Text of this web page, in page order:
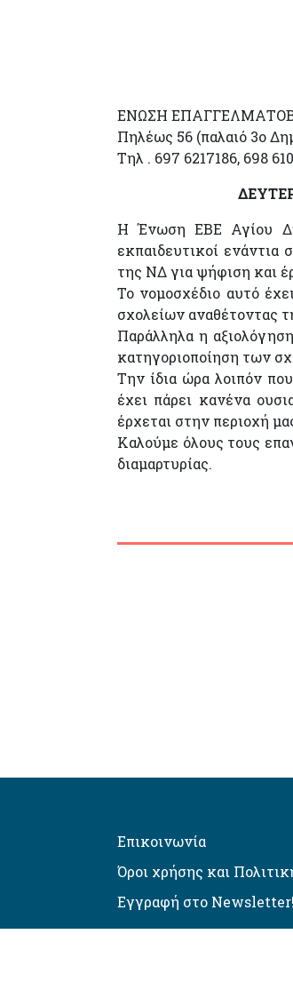
ΕΝΩΣΗ
Πηλέως 56 (παλαιό 3ο
Τηλ . 697 6217186, 698
Η Ένωση ΕΒΕ Αγίου
εκπαιδευτικοί
της ΝΔ για ψήφιση και
Το νομοσχέδιο αυτό
σχολείων αναθέτοντας
Παράλληλα η
κατηγοριοποίηση των
Την ίδια ώρα λοιπόν
έχει πάρει κανένα
έρχεται στην περιοχή
Καλούμε όλους τους
διαμαρτυρίας.
Επικοινωνία
Όροι χρήσης και
Εγγραφή στο Newsletter!